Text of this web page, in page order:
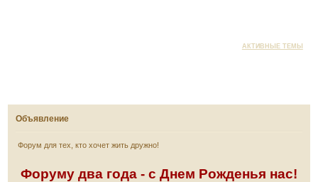
АКТИВНЫЕ ТЕМЫ
Объявление
Форум для тех, кто хочет жить дружно!
Форуму два года - с Днем Рожденья нас!